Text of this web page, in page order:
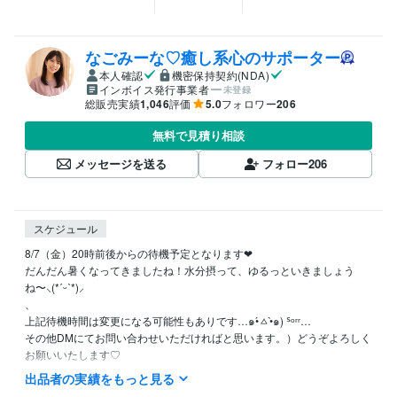
なごみーな♡癒し系心のサポーター
本人確認
機密保持契約(NDA)
インボイス発行事業者
未登録
総販売実績1,046評価 5.0フォロワー206
無料で見積り相談
メッセージを送る
フォロー206
スケジュール
8/7（金）20時前後からの待機予定となります❤︎
だんだん暑くなってきましたね！水分摂って、ゆるっといきましょう
ね〜⸜(*ˊᵕˋ*)⸝‬
上記待機時間は変更になる可能性もありです…๑•́ㅿ•̀๑) ᔆᵒʳʳ…
その他DMにてお問い合わせいただければと思います。）どうぞよろしく
お願いいたします♡
⭐️基本的には平日大体20時前後〜25時（前後する可能性あります）また
出品者の実績をもっと見る